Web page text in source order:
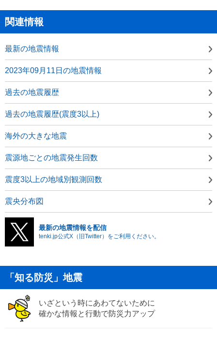
関連情報
最新の地震情報
2023年09月11日の地震情報
過去の地震履歴
過去の地震履歴(震度3以上)
海外の大きな地震
震源地ごとの地震発生回数
震度3以上の地域別観測回数
震央分布図
最新の地震情報を配信
tenki.jp公式X（旧Twitter）をご利用ください。
「知る防災」地震
いざという時にあわてないために
確かな情報と行動で防災力アップ